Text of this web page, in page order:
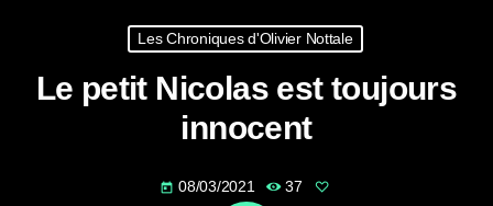
Les Chroniques d'Olivier Nottale
Le petit Nicolas est toujours
innocent
today 08/03/2021 37